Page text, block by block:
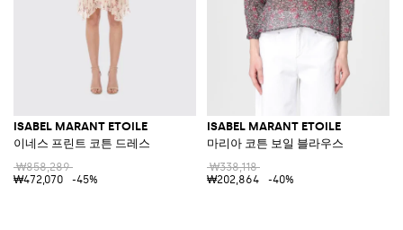
ISABEL MARANT ETOILE
이네스 프린트 코튼 드레스
₩858,289
₩472,070
-45%
ISABEL MARANT ETOILE
마리아 코튼 보일 블라우스
₩338,118
₩202,864
-40%